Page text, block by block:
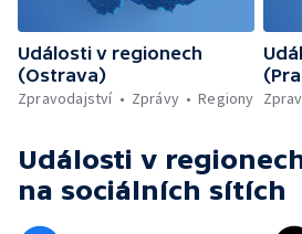
Události v regionech
(Ostrava)
Zpravodajství
Zprávy Regiony
Události v
na sociálních sítích